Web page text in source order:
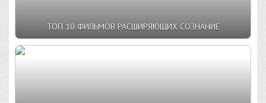
ТОП 10 ФИЛЬМОВ РАСШИРЯЮЩИХ СОЗНАНИЕ